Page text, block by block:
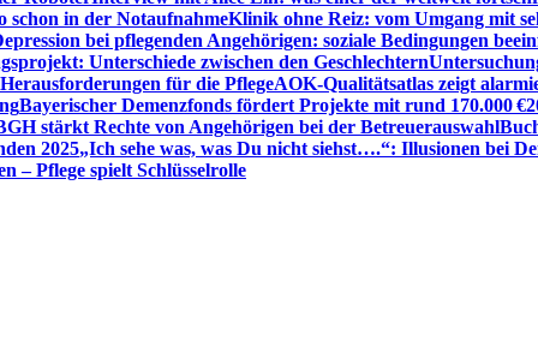
schon in der NotaufnahmeKlinik ohne Reiz: vom Umgang mit
bei pflegenden Angehörigen: soziale Bedingungen
Unterschiede zwischen den Geschlechtern
für die PflegeAOK-Qualitätsatlas zeigt
Bayerischer Demenzfonds fördert Projekte mit rund 170.000 €
stärkt Rechte von Angehörigen bei der Betreuerauswahl
2025„Ich sehe was, was Du nicht siehst….“: Illusionen bei
– Pflege spielt Schlüsselrolle